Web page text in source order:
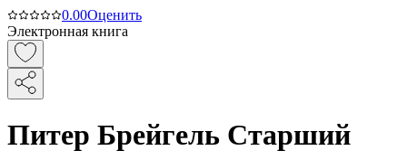
0.00Оценить
Электронная книга
Питер Брейгель Старший